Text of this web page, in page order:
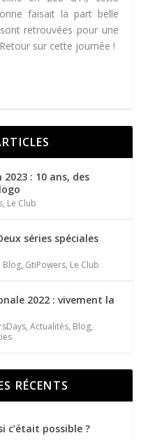
faisait la part belle
retrouvées pour une
sur cette journée !
2023 : 10 ans, des
, Le Club
séries spéciales
Blog, GtiPowers, Le Club
2022 : vivement la
,Actualités, Blog,
RÉCENTS
c’était possible ?